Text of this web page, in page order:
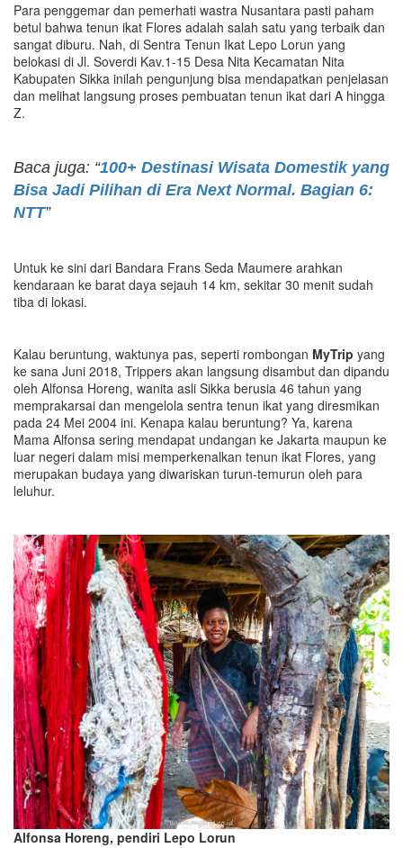
Para penggemar dan pemerhati wastra Nusantara pasti paham
betul bahwa tenun ikat Flores adalah salah satu yang terbaik dan
sangat diburu. Nah, di Sentra Tenun Ikat Lepo Lorun yang
belokasi di Jl. Soverdi Kav.1-15 Desa Nita Kecamatan Nita
Kabupaten Sikka inilah pengunjung bisa mendapatkan penjelasan
dan melihat langsung proses pembuatan tenun ikat dari A hingga
Z.
Baca juga: “100+ Destinasi Wisata Domestik yang
Bisa Jadi Pilihan di Era Next Normal. Bagian 6:
NTT”
Untuk ke sini dari Bandara Frans Seda Maumere arahkan
kendaraan ke barat daya sejauh 14 km, sekitar 30 menit sudah
tiba di lokasi.
Kalau beruntung, waktunya pas, seperti rombongan MyTrip yang
ke sana Juni 2018, Trippers akan langsung disambut dan dipandu
oleh Alfonsa Horeng, wanita asli Sikka berusia 46 tahun yang
memprakarsai dan mengelola sentra tenun ikat yang diresmikan
pada 24 Mei 2004 ini. Kenapa kalau beruntung? Ya, karena
Mama Alfonsa sering mendapat undangan ke Jakarta maupun ke
luar negeri dalam misi memperkenalkan tenun ikat Flores, yang
merupakan budaya yang diwariskan turun-temurun oleh para
leluhur.
Alfonsa Horeng, pendiri Lepo Lorun